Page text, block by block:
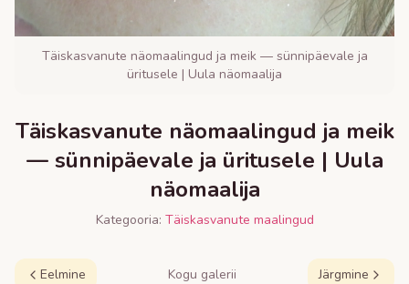
Täiskasvanute näomaalingud ja meik — sünnipäevale ja
üritusele | Uula näomaalija
Täiskasvanute näomaalingud ja meik
— sünnipäevale ja üritusele | Uula
näomaalija
Kategooria: Täiskasvanute maalingud
Eelmine Kogu galerii Järgmine